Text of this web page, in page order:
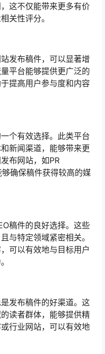
这不仅能带来更多有价
关性评分。
发布稿件，可以显著增
平台能够提供更广泛的
提高用户参与度和内容
个有效选择。此类平台
新闻渠道，能够带来更
布网站，如PR
确保稿件获得较高的媒
稿件的良好选择。这些
与特定领域紧密相关。
可以有效地与目标用户
发布稿件的好渠道。这
读者群体，能够提供精
行业网站，可以有效地